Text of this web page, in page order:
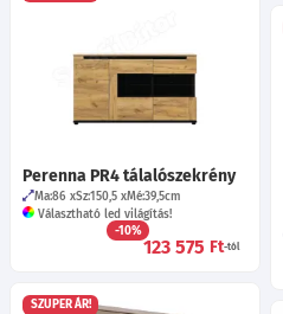
Perenna PR4 tálalószekrény
Ma:86 Sz:150,5 Mé:39,5cm
Választható led világítás!
-10%
123 575 Ft-tól
SZUPER ÁR!